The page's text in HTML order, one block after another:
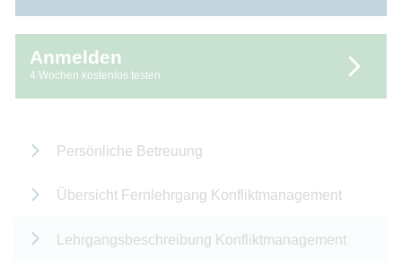
Anmelden
4 Wochen kostenlos testen
Persönliche Betreuung
Übersicht Fernlehrgang Konfliktmanagement
Lehrgangsbeschreibung Konfliktmanagement